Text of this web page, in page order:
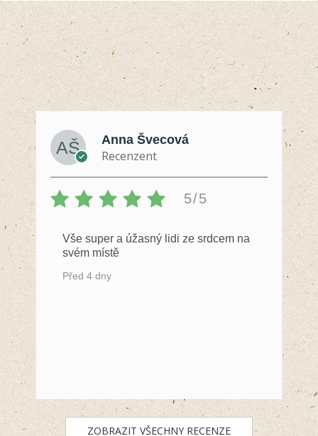
Anna Švecová
Recenzent
5/5
Vše super a úžasný lidi ze srdcem na
svém místě
Před 4 dny
ZOBRAZIT VŠECHNY RECENZE